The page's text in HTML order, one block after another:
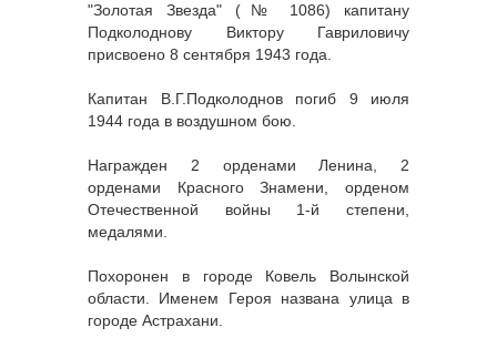
"Золотая Звезда" (№ 1086) капитану
Подколоднову Виктору Гавриловичу
присвоено 8 сентября 1943 года.
Капитан В.Г.Подколоднов погиб 9 июля
1944 года в воздушном бою.
Награжден 2 орденами Ленина, 2
орденами Красного Знамени, орденом
Отечественной войны 1-й степени,
медалями.
Похоронен в городе Ковель Волынской
области. Именем Героя названа улица в
городе Астрахани.